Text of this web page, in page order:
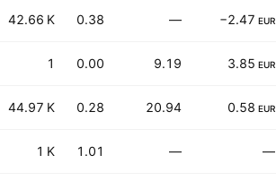
42.66 K 0.38 — −2.47 EUR
1 0.00 9.19 3.85 EUR
44.97 K 0.28 20.94 0.58 EUR
1 K 1.01 — —